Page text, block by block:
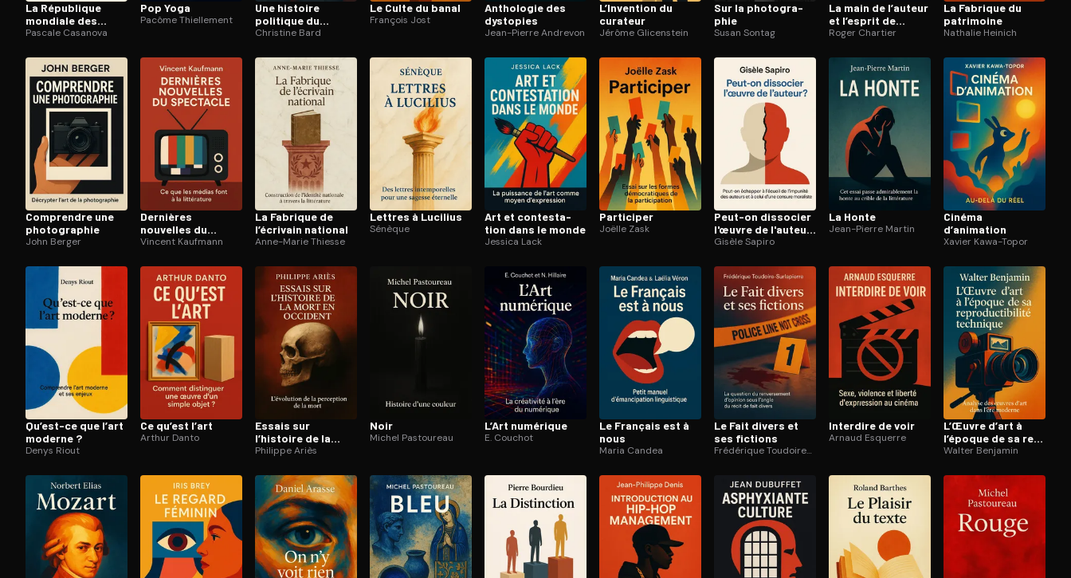
La République
mondiale des
Lettres
Pascale Casanova
Pop Yoga
Pacôme Thiellement
Une histoire
politique du
pantalon
Christine Bard
Le Culte du banal
François Jost
Anthologie des
dystopies
Jean-Pierre Andrevon
L’Invention du
curateur
Jérôme Glicenstein
Sur la pho­to­gra­
phie
Susan Sontag
La main de l’auteur
et l’esprit de
l’imprimeur
Roger Chartier
La Fabrique du
patrimoine
Nathalie Heinich
Comprendre une
pho­to­gra­phie
John Berger
Dernières
nouvelles du
spectacle
Vincent Kaufmann
La Fabrique de
l’écrivain national
Anne-Marie Thiesse
Lettres à Lucilius
Sénèque
Art et contes­ta­
tion dans le monde
Jessica Lack
Participer
Joëlle Zask
Peut-on dissocier
l'œuvre de l'auteur
?
Gisèle Sapiro
La Honte
Jean-Pierre Martin
Cinéma
d’animation
Xavier Kawa-Topor
Qu’est-ce que l’art
moderne ?
Denys Riout
Ce qu’est l’art
Arthur Danto
Essais sur
l’histoire de la
mort en Occident
Philippe Ariès
Noir
Michel Pastoureau
L’Art numérique
E. Couchot
Le Français est à
nous
Maria Candea
Le Fait divers et
ses fictions
Frédérique Toudoire-Surlapierre
Interdire de voir
Arnaud Esquerre
L’Œuvre d’art à
l’époque de sa re­
pro­duc­ti­bi­li­té
Walter Benjamin